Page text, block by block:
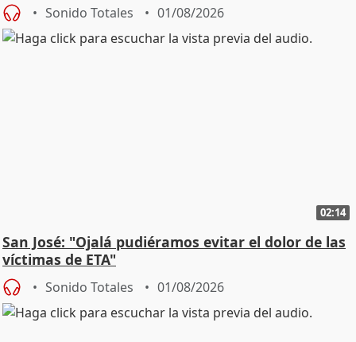
Sonido Totales 01/08/2026
02:14
San José: "Ojalá pudiéramos evitar el dolor de las
víctimas de ETA"
Sonido Totales 01/08/2026